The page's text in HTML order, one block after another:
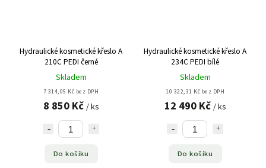
Hydraulické kosmetické křeslo A
210C PEDI černé
Skladem
7 314,05 Kč bez DPH
8 850 Kč / ks
Do košíku
Hydraulické kosmetické křeslo A
234C PEDI bílé
Skladem
10 322,31 Kč bez DPH
12 490 Kč / ks
Do košíku